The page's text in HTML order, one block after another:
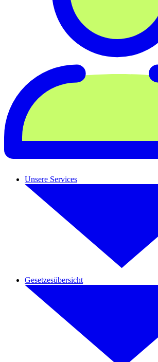
Unsere Services
Gesetzesübersicht